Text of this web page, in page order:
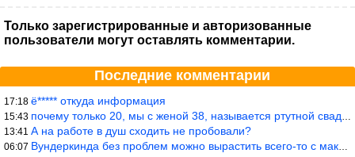
Только зарегистрированные и авторизованные
пользователи могут оставлять комментарии.
Последние комментарии
17:18 ё***** откуда информация
15:43 почему только 20, мы с женой 38, называется ртутной свадьбой, гр
13:41 А на работе в душ сходить не пробовали?
06:07 Вундеркинда без проблем можно вырастить всего-то с максимально р